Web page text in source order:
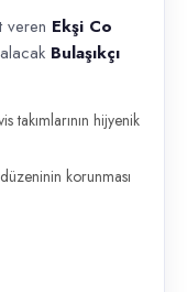
veren Ekşi Co
Bulaşıkçı
takımlarının hijyenik
korunması